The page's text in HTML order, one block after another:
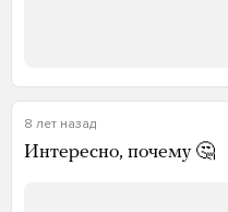
8 лет назад
Интересно, почему 🤔